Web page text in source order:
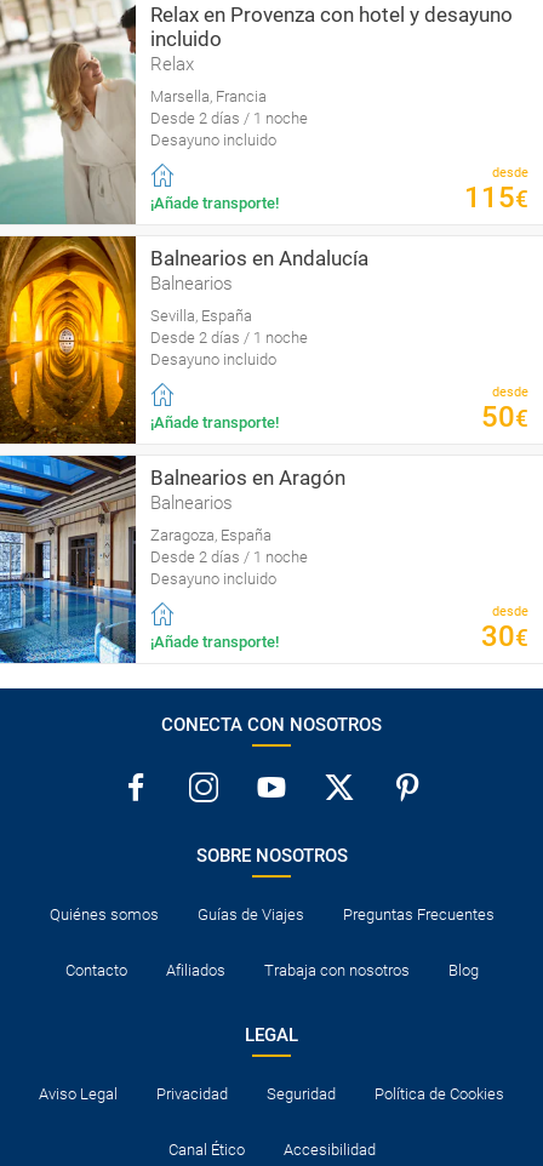
Relax en Provenza con hotel y desayuno
incluido
Relax
Marsella, Francia
Desde 2 días / 1 noche
Desayuno incluido
¡Añade transporte!
desde
115€
Balnearios en Andalucía
Balnearios
Sevilla, España
Desde 2 días / 1 noche
Desayuno incluido
¡Añade transporte!
desde
50€
Balnearios en Aragón
Balnearios
Zaragoza, España
Desde 2 días / 1 noche
Desayuno incluido
¡Añade transporte!
desde
30€
CONECTA CON NOSOTROS
SOBRE NOSOTROS
Quiénes somos Guías de Viajes Preguntas Frecuentes
Contacto Afiliados Trabaja con nosotros Blog
LEGAL
Aviso Legal Privacidad Seguridad Política de Cookies
Canal Ético Accesibilidad